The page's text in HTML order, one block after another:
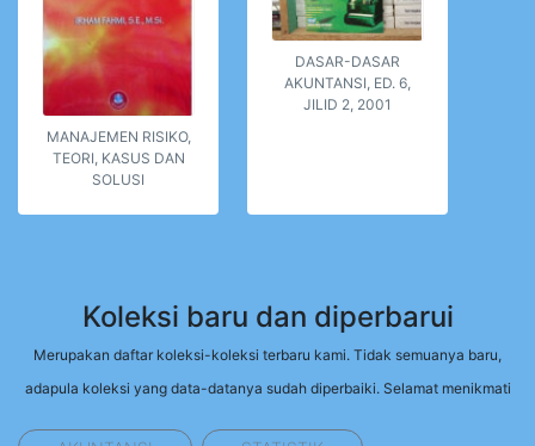
MANAJEMEN RISIKO,
TEORI, KASUS DAN
SOLUSI
DASAR-DASAR
AKUNTANSI, ED. 6,
JILID 2, 2001
Koleksi baru dan diperbarui
Merupakan daftar koleksi-koleksi terbaru kami. Tidak semuanya baru,
adapula koleksi yang data-datanya sudah diperbaiki. Selamat menikmati